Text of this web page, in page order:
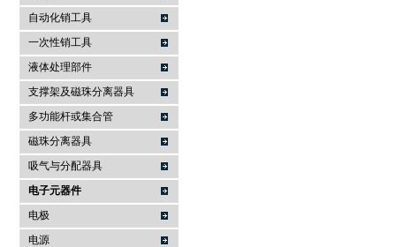
自动化销工具
一次性销工具
液体处理部件
支撑架及磁珠分离器具
多功能杆或集合管
磁珠分离器具
吸气与分配器具
电子元器件
电极
电源